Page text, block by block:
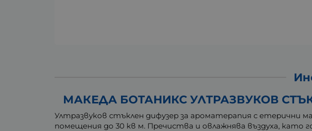
МАКЕДА БОТАНИКС УЛТРАЗВУКОВ
Ултразвуков стъклен дифузер за ароматерапия с етерични
помещения до 30 кв м. Пречиства и овлажнява въздуха, като